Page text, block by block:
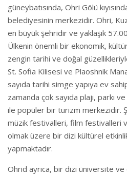
güneybatısında, Ohri Gölü
belediyesinin merkezidir. Ohri,
en büyük şehridir ve yaklaşık
Ülkenin önemli bir ekonomik,
zengin tarihi ve doğal
St. Sofia Kilisesi ve Plaoshnik
sayıda tarihi simge yapıya ev
zamanda çok sayıda plajı, parkı
ile popüler bir turizm merkezidir.
müzik festivalleri, film festivalleri
olmak üzere bir dizi kültürel
yapmaktadır.
Ohrid ayrıca, bir dizi üniversite ve